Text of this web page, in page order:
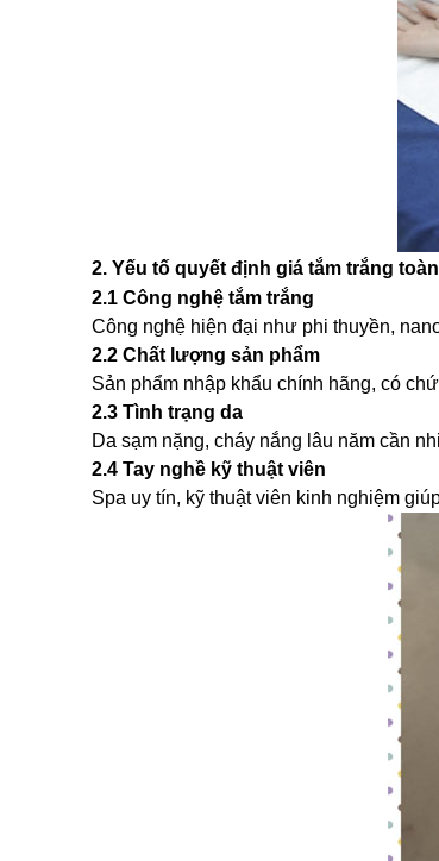
2. Yếu tố quyết định giá tắm trắng
2.1 Công nghệ tắm trắng
Công nghệ hiện đại như phi thuyền,
2.2 Chất lượng sản phẩm
Sản phẩm nhập khẩu chính hãng, có
2.3 Tình trạng da
Da sạm nặng, cháy nắng lâu năm cần
2.4 Tay nghề kỹ thuật viên
Spa uy tín, kỹ thuật viên kinh nghiệm